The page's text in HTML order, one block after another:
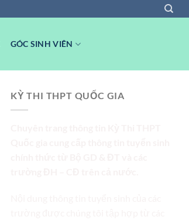
GÓC SINH VIÊN
KỲ THI THPT QUỐC GIA